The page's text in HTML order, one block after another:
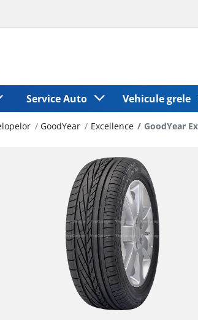
Service Auto Vehicule grele
GoodYear Excellence GoodYear